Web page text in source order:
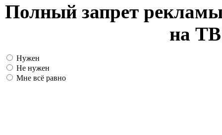
Полный запрет
на ТВ
Нужен
Не нужен
Мне всё равно